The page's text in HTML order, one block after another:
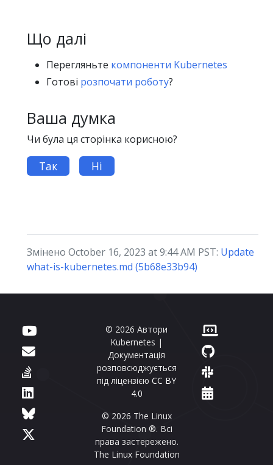
Що далі
Перегляньте компоненти Kubernetes
Готові розпочати роботу?
Ваша думка
Чи була ця сторінка корисною?
Так Ні
Змінено October 16, 2023 at 9:44 AM PST: Update
what-is-kubernetes.md (5b68e33b94)
© 2026 Автори
Kubernetes |
Документація
розповсюджується
під ліцензією CC BY
4.0
© 2026 The Linux
Foundation ®. Всі
права застережено.
The Linux Foundation